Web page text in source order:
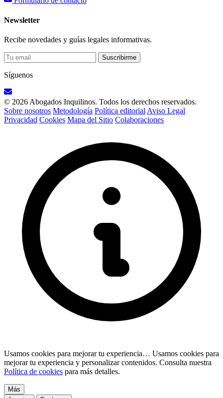
Newsletter
Recibe novedades y guías legales informativas.
Suscribirme
Síguenos
© 2026 Abogados Inquilinos. Todos los derechos reservados.
Sobre nosotros Metodología Política editorial Aviso Legal
Privacidad Cookies Mapa del Sitio Colaboraciones
Usamos cookies para mejorar tu experiencia… Usamos cookies para
mejorar tu experiencia y personalizar contenidos. Consulta nuestra
Política de cookies para más detalles.
Más